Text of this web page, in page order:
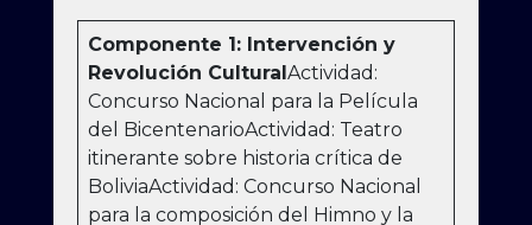
Componente 1: Intervención y
Revolución CulturalActividad:
Concurso Nacional para la Película
del BicentenarioActividad: Teatro
itinerante sobre historia crítica de
BoliviaActividad: Concurso Nacional
para la composición del Himno y la